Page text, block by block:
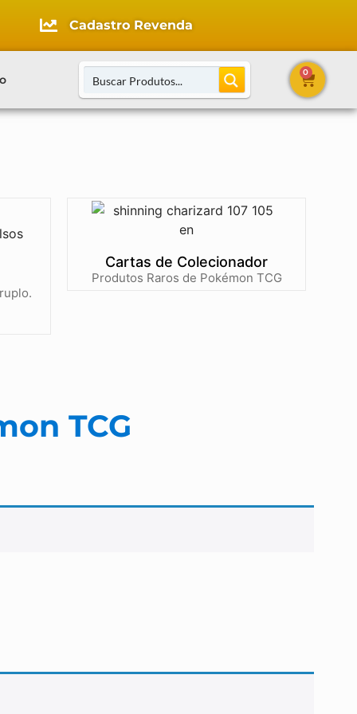
Cadastro Revenda
0
Cartas de Colecionador
Produtos Raros de Pokémon TCG
TCG